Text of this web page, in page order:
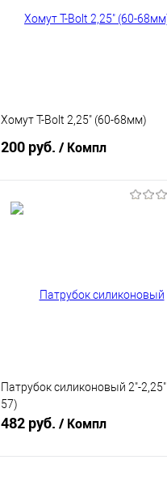
Хомут T-Bolt 2,25" (60-68мм)
200 руб. / Компл
Патрубок силиконовый 2"-
57)
482 руб. / Компл